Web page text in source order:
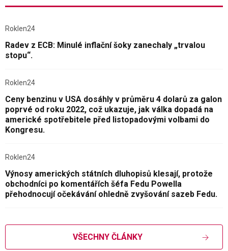
Roklen24
Radev z ECB: Minulé inflační šoky zanechaly „trvalou
stopu“.
Roklen24
Ceny benzinu v USA dosáhly v průměru 4 dolarů za galon
poprvé od roku 2022, což ukazuje, jak válka dopadá na
americké spotřebitele před listopadovými volbami do
Kongresu.
Roklen24
Výnosy amerických státních dluhopisů klesají, protože
obchodníci po komentářích šéfa Fedu Powella
přehodnocují očekávání ohledně zvyšování sazeb Fedu.
VŠECHNY ČLÁNKY